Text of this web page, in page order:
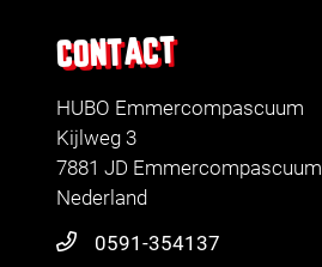
CONTACT
HUBO Emmercompascuum
Kijlweg 3
7881 JD Emmercompascuum
Nederland
0591-354137